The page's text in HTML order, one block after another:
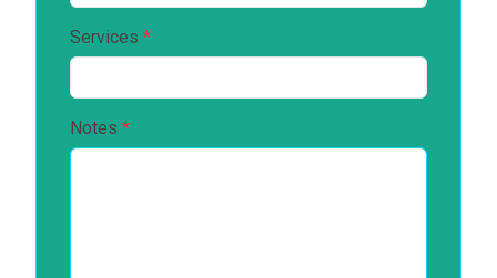
Services *
Notes *